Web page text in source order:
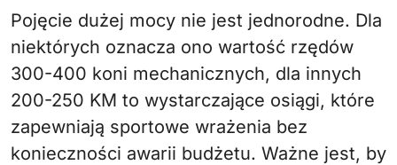
Pojęcie dużej mocy nie jest jednorodne. Dla
niektórych oznacza ono wartość rzędów
300-400 koni mechanicznych, dla innych
200-250 KM to wystarczające osiągi, które
zapewniają sportowe wrażenia bez
konieczności awarii budżetu. Ważne jest, by